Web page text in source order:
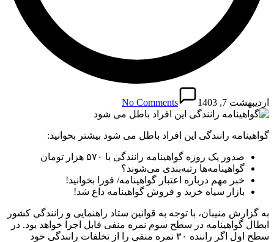
اردیبهشت 7, 1403 No Comments
گواهینامه رانندگی این افراد باطل می شود بیشتر بخوانید:
صدور یک روزه گواهینامه رانندگی با ۵۷۰ هزار تومان
گواهینامه‌ها رتبه‌بندی می‌شوند؟
خبر مهم درباره اعتبار گواهینامه/ فورا بخوانید!
بازار سیاه خرید و فروش گواهینامه داغ شد!
به گزارش منیبان، با توجه به قوانین ستاد راهنمایی و رانندگی کشور
ابطال گواهینامه در سطح سوم نمره منفی قابل اجرا خواهد بود. در
سطح اول اگر راننده ۳۰ نمره منفی را از تخلفات رانندگی خود